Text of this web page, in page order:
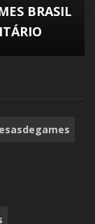
BRASIL